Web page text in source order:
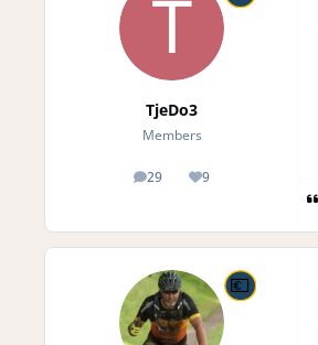
TjeDo3
Members
29
posts 9
Reputation